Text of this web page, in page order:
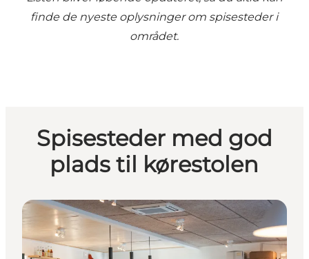
finde de nyeste oplysninger om spisesteder i
området.
Spisesteder med god
plads til kørestolen